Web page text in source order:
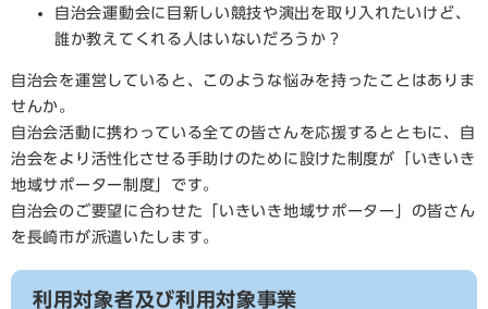
自治会運動会に目新しい競技や演出を取り入れたいけど、
誰か教えてくれる人はいないだろうか？
自治会を運営していると、このような悩みを持ったことはありま
せんか。
自治会活動に携わっている全ての皆さんを応援するとともに、自
治会をより活性化させる手助けのために設けた制度が「いきいき
地域サポーター制度」です。
自治会のご要望に合わせた「いきいき地域サポーター」の皆さん
を長崎市が派遣いたします。
利用対象者及び利用対象事業